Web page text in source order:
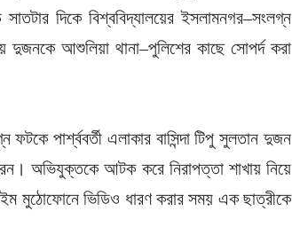
দিকে বিশ্ববিদ্যালয়ের ইসলামনগর–সংলগ্ন
আশুলিয়া থানা–পুলিশের কাছে সোপর্দ করা
পার্শ্ববর্তী এলাকার বাসিন্দা টিপু সুলতান দুজন
অভিযুক্তকে আটক করে নিরাপত্তা শাখায় নিয়ে
মুঠোফোনে ভিডিও ধারণ করার সময় এক ছাত্রীকে